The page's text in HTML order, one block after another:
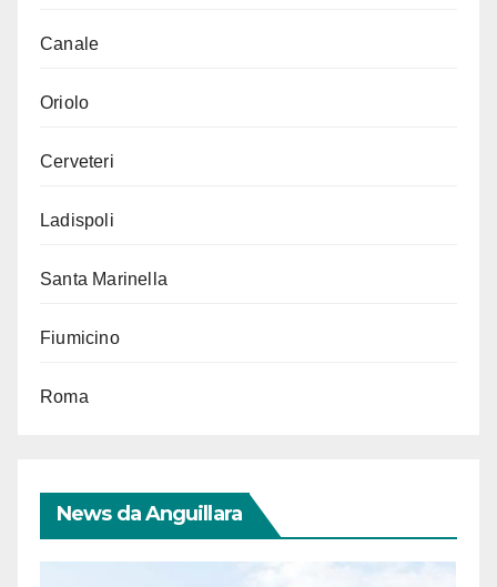
Canale
Oriolo
Cerveteri
Ladispoli
Santa Marinella
Fiumicino
Roma
News da Anguillara